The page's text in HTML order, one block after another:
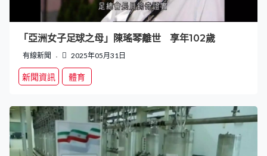
「亞洲女子足球之母」陳瑤琴離世 享年102歲
有線新聞 2025年05月31日
新聞資訊 體育